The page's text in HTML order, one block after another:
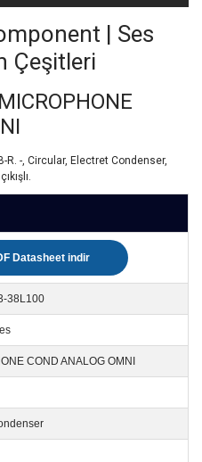
| Ses
Çeşitleri
R. -, Circular, Electret Condenser,
Datasheet indir
38L100
COND ANALOG OMNI